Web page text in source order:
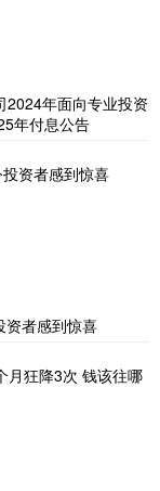
2024年面向专业投资
年付息公告
资者感到惊喜